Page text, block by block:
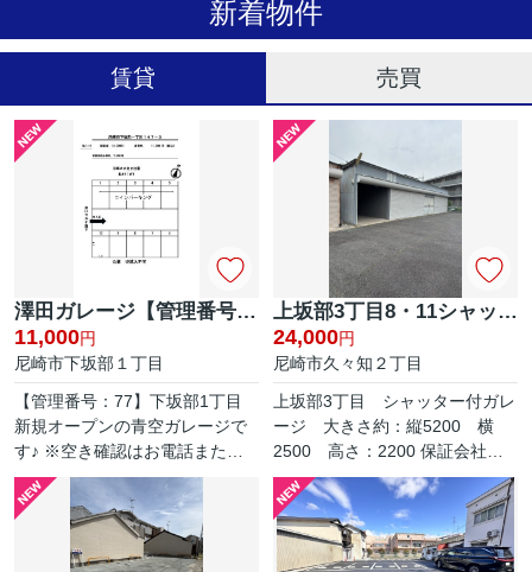
新着物件
賃貸 売買
澤田ガレージ【管理番号77】
11,000円
尼崎市下坂部１丁目
【管理番号：77】下坂部1丁目
新規オープンの青空ガレージで
す♪ ※空き確認はお電話また
は、メールでお問合せください
＾＾ ※保管場使用承諾書発行手
数料 10,000円
上坂部3丁目8・11シャッター付ガレージ【管理番号12】
24,000円
尼崎市久々知２丁目
上坂部3丁目 シャッター付ガレ
ージ 大きさ約：縦5200 横
2500 高さ：2200 保証会社必
加入：K-net：保証料 保証人あ
り：28,000円 保証人なし：
35,000円 ※空き確認はお電話ま
たは、...